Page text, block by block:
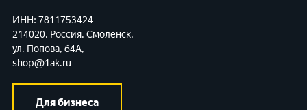
ИНН: 7811753424
214020, Россия, Смоленск,
ул. Попова, 64А,
shop@1ak.ru
Для бизнеса